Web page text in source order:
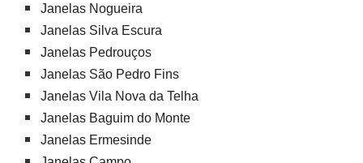
Janelas Nogueira
Janelas Silva Escura
Janelas Pedrouços
Janelas São Pedro Fins
Janelas Vila Nova da Telha
Janelas Baguim do Monte
Janelas Ermesinde